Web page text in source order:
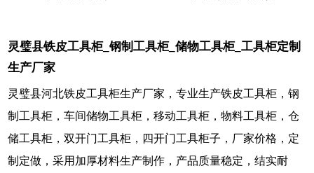
灵璧县铁皮工具柜_钢制工具柜_储物工具柜_工具柜定制
生产厂家
灵璧县河北铁皮工具柜生产厂家，专业生产铁皮工具柜，钢
制工具柜，车间储物工具柜，移动工具柜，物料工具柜，仓
储工具柜，双开门工具柜，四开门工具柜子，厂家价格，定
制定做，采用加厚材料生产制作，产品质量稳定，结实耐